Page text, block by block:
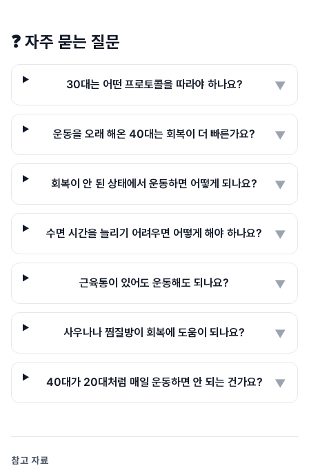
❓ 자주 묻는 질문
30대는 어떤 프로토콜을 따라야 하나요? ▼
운동을 오래 해온 40대는 회복이 더 빠른가요? ▼
회복이 안 된 상태에서 운동하면 어떻게 되나요? ▼
수면 시간을 늘리기 어려우면 어떻게 해야 하나요? ▼
근육통이 있어도 운동해도 되나요? ▼
사우나나 찜질방이 회복에 도움이 되나요? ▼
40대가 20대처럼 매일 운동하면 안 되는 건가요? ▼
참고 자료